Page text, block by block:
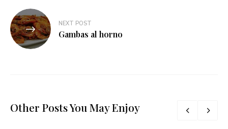
NEXT POST
Gambas al horno
Other Posts You May Enjoy